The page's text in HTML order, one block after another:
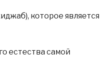
которое является
естества самой